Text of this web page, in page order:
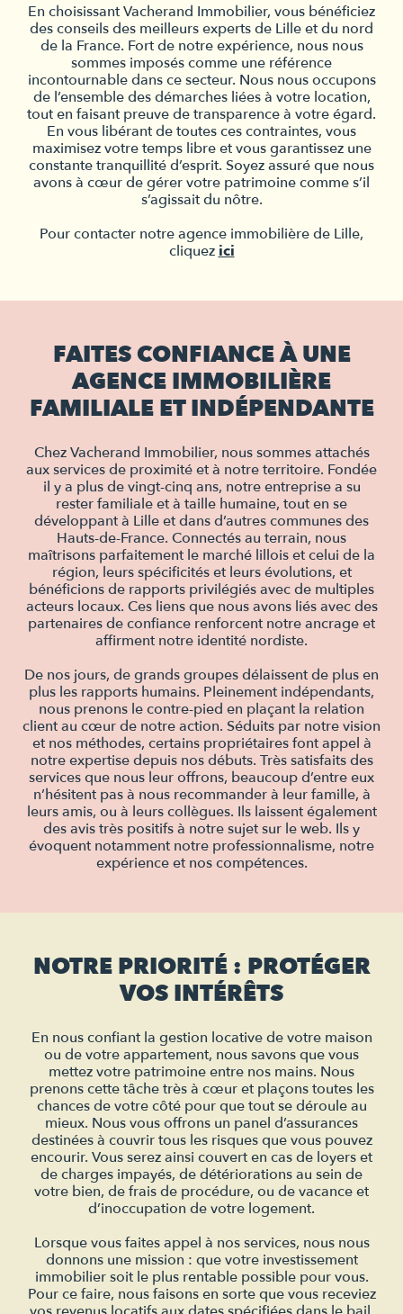
En choisissant Vacherand Immobilier, vous bénéficiez
des conseils des meilleurs experts de Lille et du nord
de la France. Fort de notre expérience, nous nous
sommes imposés comme une référence
incontournable dans ce secteur. Nous nous occupons
de l’ensemble des démarches liées à votre location,
tout en faisant preuve de transparence à votre égard.
En vous libérant de toutes ces contraintes, vous
maximisez votre temps libre et vous garantissez une
constante tranquillité d’esprit. Soyez assuré que nous
avons à cœur de gérer votre patrimoine comme s’il
s’agissait du nôtre.
Pour contacter notre agence immobilière de Lille,
cliquez ici
FAITES CONFIANCE À UNE
AGENCE IMMOBILIÈRE
FAMILIALE ET INDÉPENDANTE
Chez Vacherand Immobilier, nous sommes attachés
aux services de proximité et à notre territoire. Fondée
il y a plus de vingt-cinq ans, notre entreprise a su
rester familiale et à taille humaine, tout en se
développant à Lille et dans d’autres communes des
Hauts-de-France. Connectés au terrain, nous
maîtrisons parfaitement le marché lillois et celui de la
région, leurs spécificités et leurs évolutions, et
bénéficions de rapports privilégiés avec de multiples
acteurs locaux. Ces liens que nous avons liés avec des
partenaires de confiance renforcent notre ancrage et
affirment notre identité nordiste.
De nos jours, de grands groupes délaissent de plus en
plus les rapports humains. Pleinement indépendants,
nous prenons le contre-pied en plaçant la relation
client au cœur de notre action. Séduits par notre vision
et nos méthodes, certains propriétaires font appel à
notre expertise depuis nos débuts. Très satisfaits des
services que nous leur offrons, beaucoup d’entre eux
n’hésitent pas à nous recommander à leur famille, à
leurs amis, ou à leurs collègues. Ils laissent également
des avis très positifs à notre sujet sur le web. Ils y
évoquent notamment notre professionnalisme, notre
expérience et nos compétences.
NOTRE PRIORITÉ : PROTÉGER
VOS INTÉRÊTS
En nous confiant la gestion locative de votre maison
ou de votre appartement, nous savons que vous
mettez votre patrimoine entre nos mains. Nous
prenons cette tâche très à cœur et plaçons toutes les
chances de votre côté pour que tout se déroule au
mieux. Nous vous offrons un panel d’assurances
destinées à couvrir tous les risques que vous pouvez
encourir. Vous serez ainsi couvert en cas de loyers et
de charges impayés, de détériorations au sein de
votre bien, de frais de procédure, ou de vacance et
d’inoccupation de votre logement.
Lorsque vous faites appel à nos services, nous nous
donnons une mission : que votre investissement
immobilier soit le plus rentable possible pour vous.
Pour ce faire, nous faisons en sorte que vous receviez